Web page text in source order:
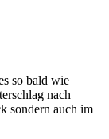
so bald wie
nach
sondern auch im